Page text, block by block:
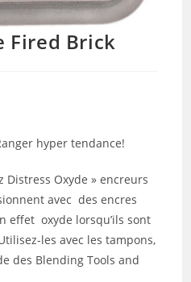
Fired Brick
hyper tendance!
Distress Oxyde » encreurs
avec des encres
effet oxyde lorsqu’ils sont
les avec les tampons,
des Blending Tools and